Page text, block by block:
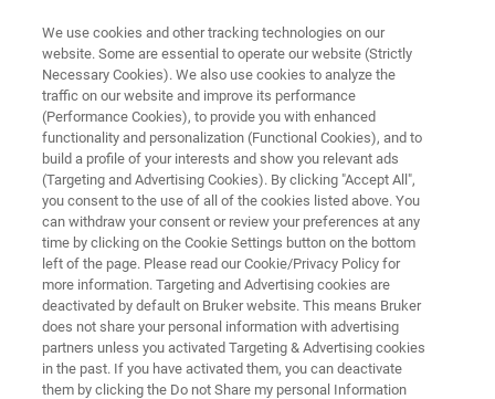
IRレーザーによる組織と細胞の
イメージング
比類のないスピードと明瞭さで空間生物学の
研究をより深く
We use cookies and other tracking technologies on our
website. Some are essential to operate our website (Strictly
Necessary Cookies). We also use cookies to analyze the
traffic on our website and improve its performance
(Performance Cookies), to provide you with enhanced
functionality and personalization (Functional Cookies), and to
build a profile of your interests and show you relevant ads
(Targeting and Advertising Cookies). By clicking "Accept All",
you consent to the use of all of the cookies listed above. You
can withdraw your consent or review your preferences at any
time by clicking on the Cookie Settings button on the bottom
left of the page. Please read our Cookie/Privacy Policy for
more information. Targeting and Advertising cookies are
deactivated by default on Bruker website. This means Bruker
does not share your personal information with advertising
partners unless you activated Targeting & Advertising cookies
in the past. If you have activated them, you can deactivate
them by clicking the Do not Share my personal Information